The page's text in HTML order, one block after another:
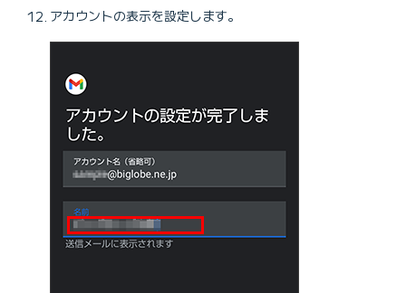
アカウントの表示を設定します。